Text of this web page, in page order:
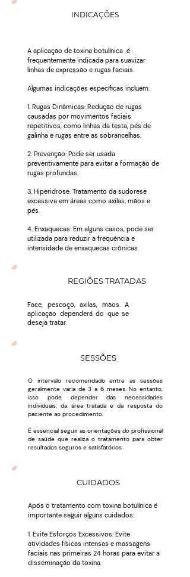
INDICAÇÕES
A aplicação de toxina botulínica é
frequentemente indicada para suavizar
linhas de expressão e rugas faciais.
Algumas indicações específicas incluem:
1. Rugas Dinâmicas: Redução de rugas
causadas por movimentos faciais
repetitivos, como linhas da testa, pés de
galinha e rugas entre as sobrancelhas.
2. Prevenção: Pode ser usada
preventivamente para evitar a formação de
rugas profundas.
3. Hiperidrose: Tratamento da sudorese
excessiva em áreas como axilas, mãos e
pés.
4. Enxaquecas: Em alguns casos, pode ser
utilizada para reduzir a frequência e
intensidade de enxaquecas crônicas.
REGIÕES TRATADAS
Face, pescoço, axilas, mãos. A
aplicação dependerá do que se
deseja tratar.
SESSÕES
O intervalo recomendado entre as sessões
geralmente varia de 3 a 6 meses. No entanto,
isso pode depender das necessidades
individuais, da área tratada e da resposta do
paciente ao procedimento.
É essencial seguir as orientações do profissional
de saúde que realiza o tratamento para obter
resultados seguros e satisfatórios.
CUIDADOS
Após o tratamento com toxina botulínica é
importante seguir alguns cuidados:
1. Evite Esforços Excessivos: Evite
atividades físicas intensas e massagens
faciais nas primeiras 24 horas para evitar a
disseminação da toxina.